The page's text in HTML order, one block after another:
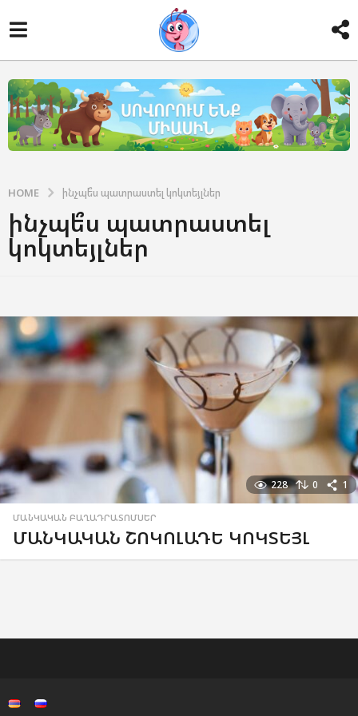
HOME ինչպե՞ս պատրաստել կոկտեյլներ
ինչպե՞ս պատրաստել
կոկտեյլներ
228 0 1
ՄԱՆԿԱԿԱՆ ԲԱՂԱԴՐԱՏՈՄՍԵՐ
ՄԱՆԿԱԿԱՆ ՇՈԿՈԼԱԴԵ ԿՈԿՏԵՅԼ